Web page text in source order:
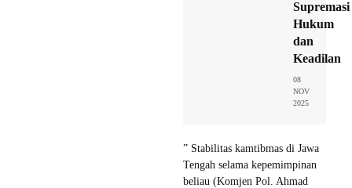
Supremasi
Hukum
dan
Keadilan
08
NOV
2025
” Stabilitas kamtibmas di Jawa
Tengah selama kepemimpinan
beliau (Komjen Pol. Ahmad